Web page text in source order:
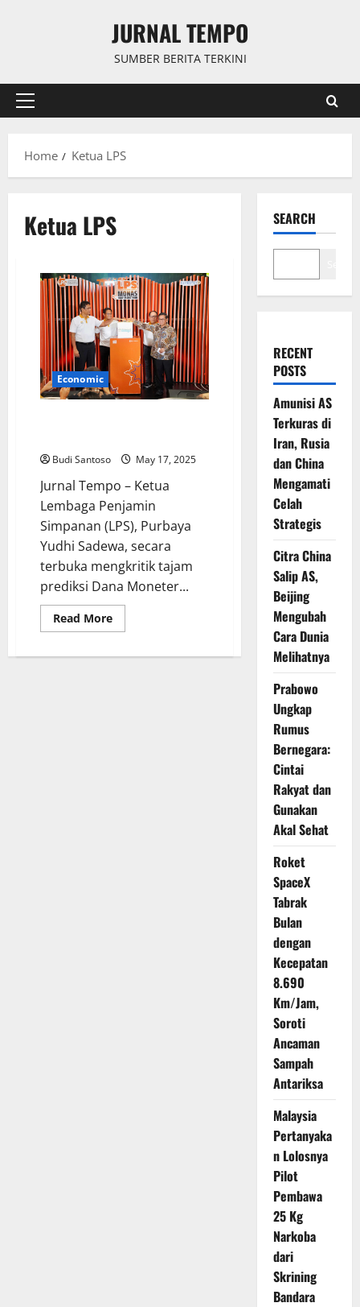
JURNAL TEMPO
SUMBER BERITA TERKINI
Primary
Home
Ketua LPS
Ketua LPS
Economic
Budi Santoso May 17, 2025
Jurnal Tempo – Ketua
Lembaga Penjamin
Simpanan (LPS), Purbaya
Yudhi Sadewa, secara
terbuka mengkritik tajam
prediksi Dana Moneter...
Read MoreRead
more
SEARCH
RECENT
POSTS
Amunisi AS
Terkuras di
Iran, Rusia
dan China
Mengamati
Celah
Strategis
Citra China
Salip AS,
Beijing
Mengubah
Cara Dunia
Melihatnya
Prabowo
Ungkap
Rumus
Bernegara:
Cintai
Rakyat dan
Gunakan
Akal Sehat
Roket
SpaceX
Tabrak
Bulan
dengan
Kecepatan
8.690
Km/Jam,
Soroti
Ancaman
Sampah
Antariksa
Malaysia
Pertanyaka
n Lolosnya
Pilot
Pembawa
25 Kg
Narkoba
dari
Skrining
Bandara